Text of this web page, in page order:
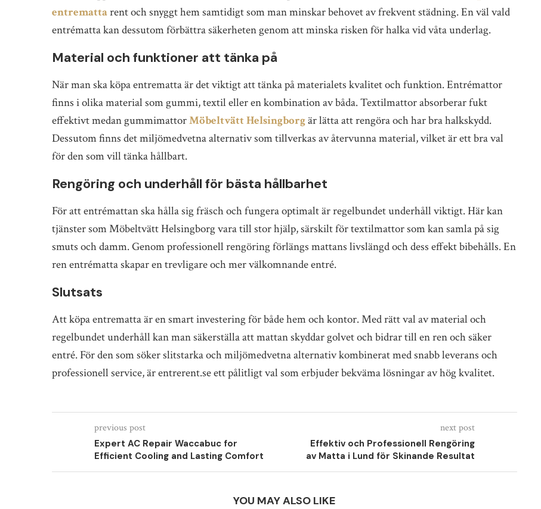
entremattarent och snyggt hem samtidigt som man minskar behovet av frekvent städning. En väl vald
entrématta kan dessutom förbättra säkerheten genom att minska risken för halka vid våta underlag.
Material och funktioner att tänka på
När man ska köpa entrematta är det viktigt att tänka på materialets kvalitet och funktion. Entrémattor
finns i olika material som gummi, textil eller en kombination av båda. Textilmattor absorberar fukt
effektivt medan gummimattorMöbeltvätt Helsingborgär lätta att rengöra och har bra halkskydd.
Dessutom finns det miljömedvetna alternativ som tillverkas av återvunna material, vilket är ett bra val
för den som vill tänka hållbart.
Rengöring och underhåll för bästa hållbarhet
För att entrémattan ska hålla sig fräsch och fungera optimalt är regelbundet underhåll viktigt. Här kan
tjänster som Möbeltvätt Helsingborg vara till stor hjälp, särskilt för textilmattor som kan samla på sig
smuts och damm. Genom professionell rengöring förlängs mattans livslängd och dess effekt bibehålls. En
ren entrématta skapar en trevligare och mer välkomnande entré.
Slutsats
Att köpa entrematta är en smart investering för både hem och kontor. Med rätt val av material och
regelbundet underhåll kan man säkerställa att mattan skyddar golvet och bidrar till en ren och säker
entré. För den som söker slitstarka och miljömedvetna alternativ kombinerat med snabb leverans och
professionell service, är entrerent.se ett pålitligt val som erbjuder bekväma lösningar av hög kvalitet.
previous post
Expert AC Repair Waccabuc for
Efficient Cooling and Lasting Comfort
next post
Effektiv och Professionell Rengöring
av Matta i Lund för Skinande Resultat
YOU MAY ALSO LIKE